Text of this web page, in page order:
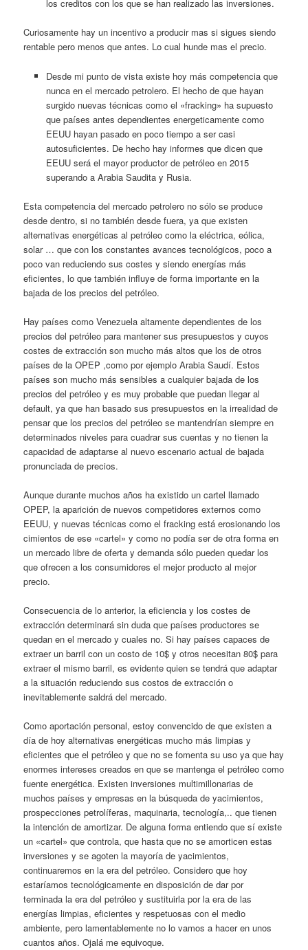
los creditos con los que se han realizado las inversiones.
Curiosamente hay un incentivo a producir mas si sigues siendo
rentable pero menos que antes. Lo cual hunde mas el precio.
Desde mi punto de vista existe hoy más competencia que
nunca en el mercado petrolero. El hecho de que hayan
surgido nuevas técnicas como el «fracking» ha supuesto
que países antes dependientes energeticamente como
EEUU hayan pasado en poco tiempo a ser casi
autosuficientes. De hecho hay informes que dicen que
EEUU será el mayor productor de petróleo en 2015
superando a Arabia Saudita y Rusia.
Esta competencia del mercado petrolero no sólo se produce
desde dentro, si no también desde fuera, ya que existen
alternativas energéticas al petróleo como la eléctrica, eólica,
solar … que con los constantes avances tecnológicos, poco a
poco van reduciendo sus costes y siendo energías más
eficientes, lo que también influye de forma importante en la
bajada de los precios del petróleo.
Hay países como Venezuela altamente dependientes de los
precios del petróleo para mantener sus presupuestos y cuyos
costes de extracción son mucho más altos que los de otros
países de la OPEP ,como por ejemplo Arabia Saudí. Estos
países son mucho más sensibles a cualquier bajada de los
precios del petróleo y es muy probable que puedan llegar al
default, ya que han basado sus presupuestos en la irrealidad de
pensar que los precios del petróleo se mantendrían siempre en
determinados niveles para cuadrar sus cuentas y no tienen la
capacidad de adaptarse al nuevo escenario actual de bajada
pronunciada de precios.
Aunque durante muchos años ha existido un cartel llamado
OPEP, la aparición de nuevos competidores externos como
EEUU, y nuevas técnicas como el fracking está erosionando los
cimientos de ese «cartel» y como no podía ser de otra forma en
un mercado libre de oferta y demanda sólo pueden quedar los
que ofrecen a los consumidores el mejor producto al mejor
precio.
Consecuencia de lo anterior, la eficiencia y los costes de
extracción determinará sin duda que países productores se
quedan en el mercado y cuales no. Si hay países capaces de
extraer un barril con un costo de 10$ y otros necesitan 80$ para
extraer el mismo barril, es evidente quien se tendrá que adaptar
a la situación reduciendo sus costos de extracción o
inevitablemente saldrá del mercado.
Como aportación personal, estoy convencido de que existen a
día de hoy alternativas energéticas mucho más limpias y
eficientes que el petróleo y que no se fomenta su uso ya que hay
enormes intereses creados en que se mantenga el petróleo como
fuente energética. Existen inversiones multimillonarias de
muchos países y empresas en la búsqueda de yacimientos,
prospecciones petrolíferas, maquinaria, tecnología,.. que tienen
la intención de amortizar. De alguna forma entiendo que sí existe
un «cartel» que controla, que hasta que no se amorticen estas
inversiones y se agoten la mayoría de yacimientos,
continuaremos en la era del petróleo. Considero que hoy
estaríamos tecnológicamente en disposición de dar por
terminada la era del petróleo y sustituirla por la era de las
energías limpias, eficientes y respetuosas con el medio
ambiente, pero lamentablemente no lo vamos a hacer en unos
cuantos años. Ojalá me equivoque.